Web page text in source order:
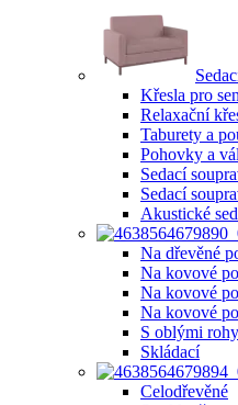
Křesla pro
Relaxační
Taburety a
Pohovky a
Sedací
Sedací
Akustické
Na dřevěné
Na kovové
Na kovové
Na kovové
S oblými rohy
Skládací
Celodřevěné